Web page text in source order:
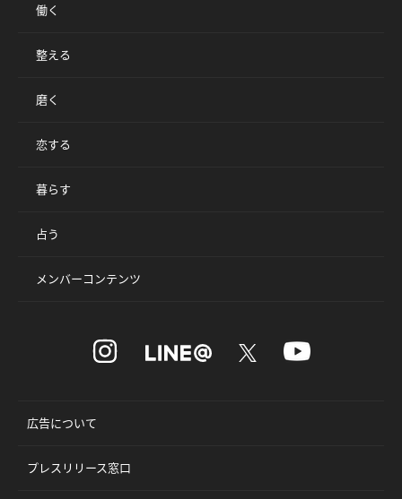
働く
整える
磨く
恋する
暮らす
占う
メンバーコンテンツ
広告について
プレスリリース窓口